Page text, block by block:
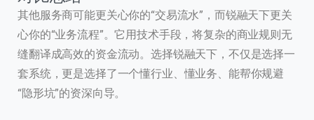
其他服务商可能更关心你的“交易流水”，而锐融天下更关
心你的“业务流程”。它用技术手段，将复杂的商业规则无
缝翻译成高效的资金流动。选择锐融天下，不仅是选择一
套系统，更是选择了一个懂行业、懂业务、能帮你规避
“隐形坑”的资深向导。